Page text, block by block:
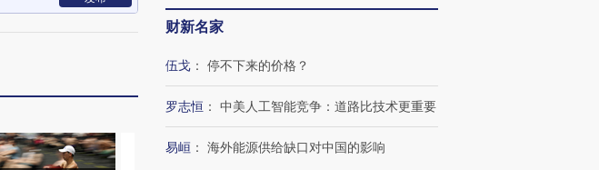
财新名家
伍戈 ： 停不下来的价格？
罗志恒 ： 中美人工智能竞争：道路比技术更重要
易峘 ： 海外能源供给缺口对中国的影响